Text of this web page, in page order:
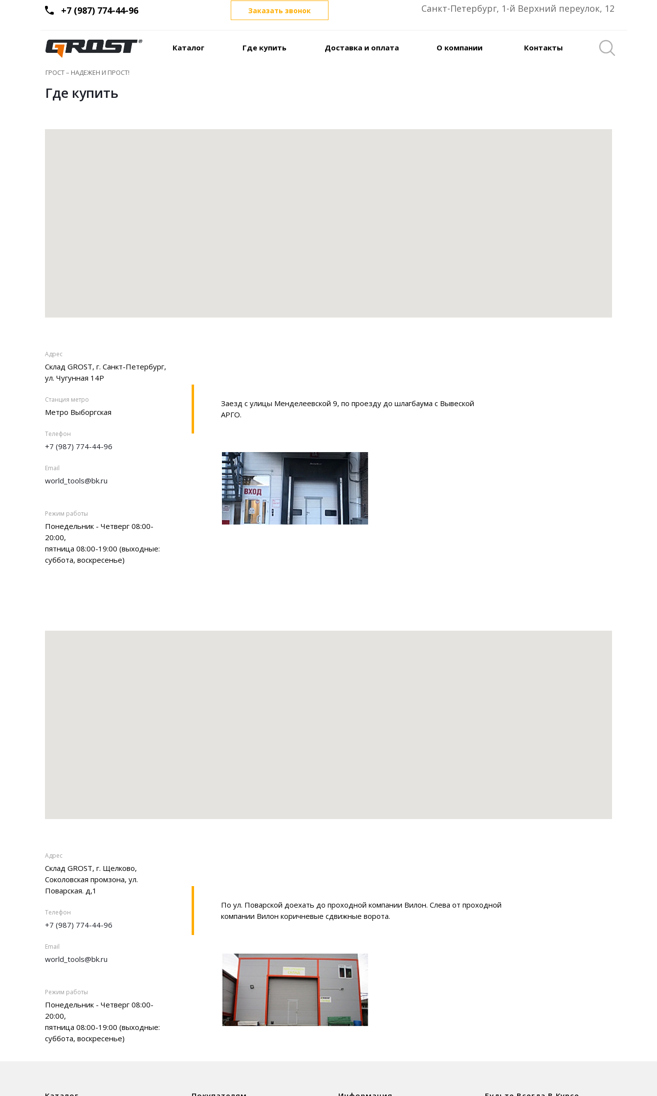
+7 (987) 774-44-96 Заказать звонок
ГРОСТ – НАДЕЖЕН И ПРОСТ!
Санкт-Петербург, 1-й Верхний переулок, 12
Каталог Где купить Доставка и оплата О компании Контакты
Где купить
Адрес
Склад GROST, г. Санкт-Петербург,
ул. Чугунная 14Р
Станция метро
Метро Выборгская
Телефон
+7 (987) 774-44-96
Email
world_tools@bk.ru
Режим работы
Понедельник - Четверг 08:00-
20:00,
пятница 08:00-19:00 (выходные:
суббота, воскресенье)
Заезд с улицы Менделеевской 9, по проезду до шлагбаума с Вывеской
АРГО.
Адрес
Склад GROST, г. Щелково,
Соколовская промзона, ул.
Поварская. д,1
Телефон
+7 (987) 774-44-96
Email
world_tools@bk.ru
Режим работы
Понедельник - Четверг 08:00-
20:00,
пятница 08:00-19:00 (выходные:
суббота, воскресенье)
По ул. Поварской доехать до проходной компании Вилон. Слева от проходной
компании Вилон коричневые сдвижные ворота.